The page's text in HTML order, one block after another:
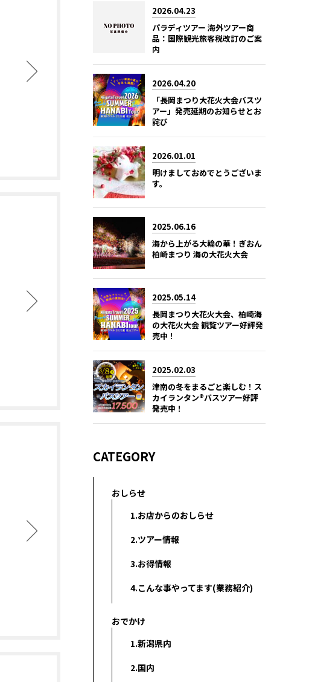
2026.04.23
パラディツアー 海外ツアー商
品：国際観光旅客税改訂のご案
内
2026.04.20
「長岡まつり大花火大会バスツ
アー」発売延期のお知らせとお
詫び
2026.01.01
明けましておめでとうございま
す。
2025.06.16
海から上がる大輪の華！ぎおん
柏崎まつり 海の大花火大会
2025.05.14
長岡まつり大花火大会、柏崎海
の大花火大会 観覧ツアー好評発
売中！
2025.02.03
津南の冬をまるごと楽しむ！ス
カイランタン®バスツアー好評
発売中！
CATEGORY
おしらせ
1.お店からのおしらせ
2.ツアー情報
3.お得情報
4.こんな事やってます(業務紹介)
おでかけ
1.新潟県内
2.国内